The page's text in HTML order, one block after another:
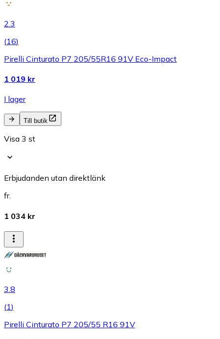
2.3
(16)
Pirelli Cinturato P7 205/55R16 91V Eco-Impact
1 019 kr
I lager
Till butik
Visa 3 st
Erbjudanden utan direktlänk
fr.
1 034 kr
3.8
(1)
Pirelli Cinturato P7 205/55 R16 91V